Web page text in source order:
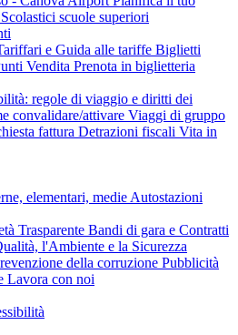
scuole superiori
e Guida alle tariffe Biglietti
Vendita Prenota in biglietteria
regole di viaggio e diritti dei
convalidare/attivare Viaggi di gruppo
fattura Detrazioni fiscali Vita in
elementari, medie Autostazioni
Trasparente Bandi di gara e Contratti
l'Ambiente e la Sicurezza
della corruzione Pubblicità
Lavora con noi